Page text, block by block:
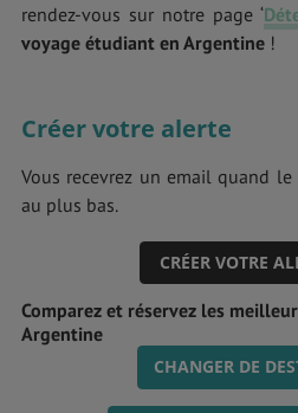
rendez-vous sur notre page ‘
voyage étudiant en Argentine !
Créer votre alerte
Vous recevrez un email quand
au plus bas.
CRÉER VOTRE
Comparez et réservez les
Argentine
CHANGER DE